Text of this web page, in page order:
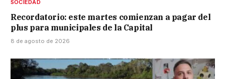
SOCIEDAD
Recordatorio: este martes comienzan a pagar del
plus para municipales de la Capital
8 de agosto de 2026